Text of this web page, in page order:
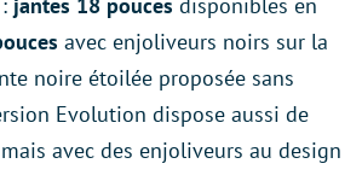
avec enjoliveurs noirs sur la
noire étoilée proposée sans
Evolution dispose aussi de
avec des enjoliveurs au design